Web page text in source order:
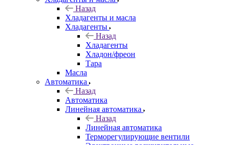
Назад
Хладагенты и масла
Хладагенты
Назад
Хладагенты
Хладон/фреон
Тара
Масла
Автоматика
Назад
Автоматика
Линейная автоматика
Назад
Линейная автоматика
Терморегулирующие вентили